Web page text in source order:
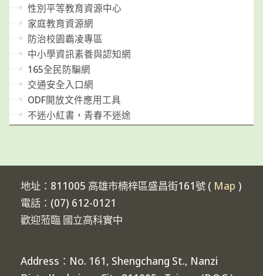
性別平等教育資源中心
家庭教育資源網
防治校園霸凌專區
中小學資訊素養與認知網
165全民防騙網
交通安全入口網
ODF開放文件應用工具
不迷小紅書，青春不迷途
地址：811005 高雄市楠梓區盛昌街161號 ( Map )
電話：(07) 612-0121
歡迎蒞臨 國立高科實中
Address：No. 161, Shengchang St., Nanzi